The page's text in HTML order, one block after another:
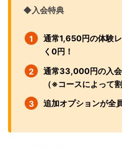
◆入会特典
通常1,650円の体験
く0円！
通常33,000円の入会
（※コースによって
追加オプションが全